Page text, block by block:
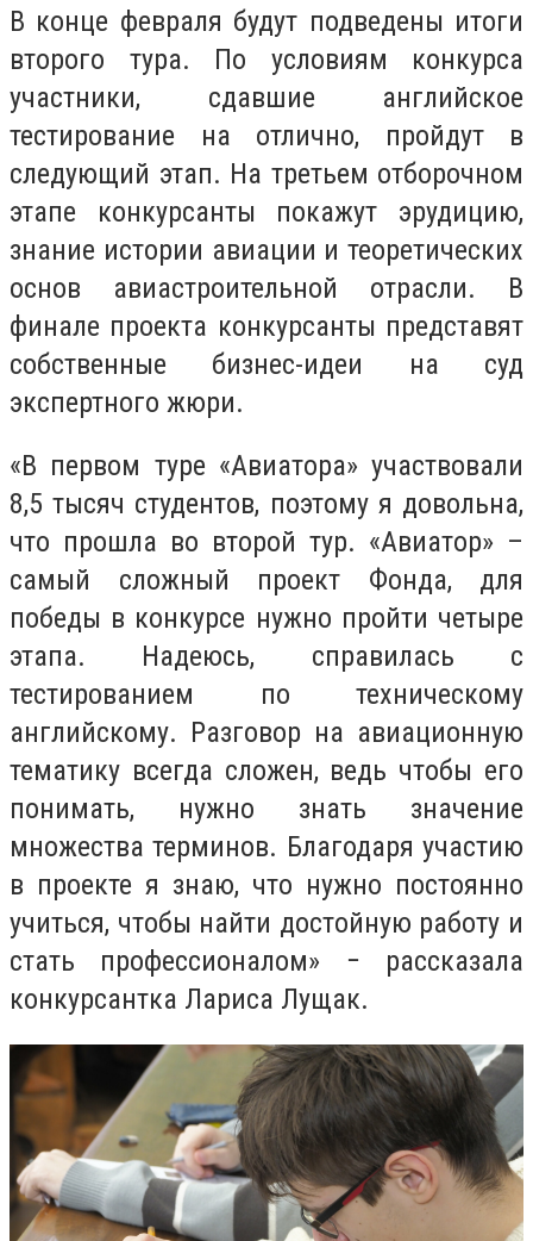
В конце февраля будут подведены итоги
второго тура. По условиям конкурса
участники, сдавшие английское
тестирование на отлично, пройдут в
следующий этап. На третьем отборочном
этапе конкурсанты покажут эрудицию,
знание истории авиации и теоретических
основ авиастроительной отрасли. В
финале проекта конкурсанты представят
собственные бизнес-идеи на суд
экспертного жюри.
«В первом туре «Авиатора» участвовали
8,5 тысяч студентов, поэтому я довольна,
что прошла во второй тур. «Авиатор» –
самый сложный проект Фонда, для
победы в конкурсе нужно пройти четыре
этапа. Надеюсь, справилась с
тестированием по техническому
английскому. Разговор на авиационную
тематику всегда сложен, ведь чтобы его
понимать, нужно знать значение
множества терминов. Благодаря участию
в проекте я знаю, что нужно постоянно
учиться, чтобы найти достойную работу и
стать профессионалом» − рассказала
конкурсантка Лариса Лущак.